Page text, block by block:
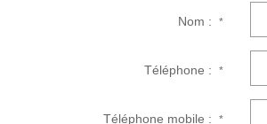
Nom :*
Téléphone :*
Téléphone mobile :*